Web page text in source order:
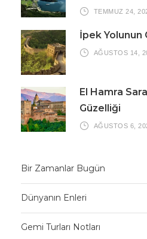
TEMMUZ 24,
İpek Yolunun
AĞUSTOS 14,
El Hamra
Güzelliği
AĞUSTOS 6,
Bir Zamanlar Bugün
Dünyanın Enleri
Gemi Turları Notları